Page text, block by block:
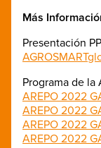
Más
Presentación
Programa de la
AREPO 2022
AREPO 2022
AREPO 2022
AREPO 2022